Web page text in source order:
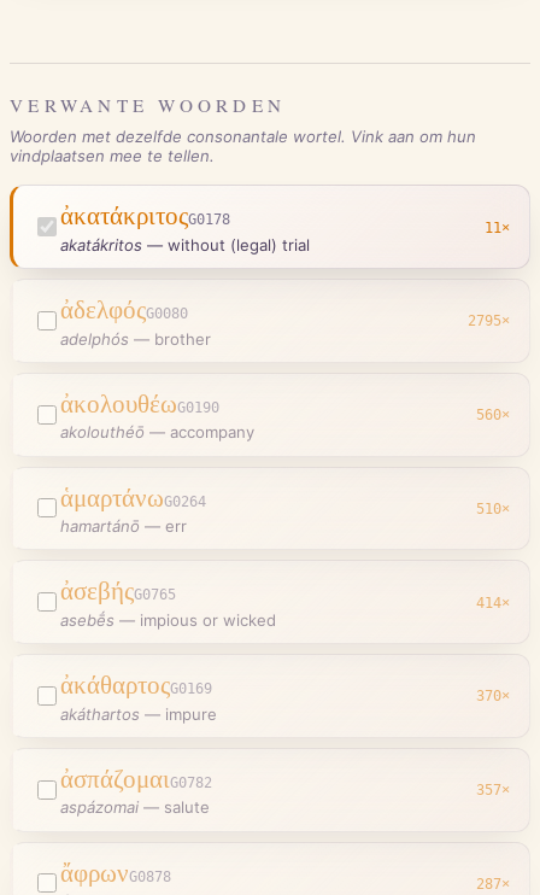
VERWANTE WOORDEN
Woorden met dezelfde consonantale wortel. Vink aan om hun
vindplaatsen mee te tellen.
ἀκατάκριτοςG0178
akatákritos — without (legal) trial
11 ×
ἀδελφόςG0080
adelphós — brother
2795×
ἀκολουθέωG0190
akolouthéō — accompany
560×
ἁμαρτάνωG0264
hamartánō — err
510×
ἀσεβήςG0765
asebḗs — impious or wicked
414×
ἀκάθαρτοςG0169
akáthartos — impure
370×
ἀσπάζομαιG0782
aspázomai — salute
357×
ἄφρωνG0878 287×